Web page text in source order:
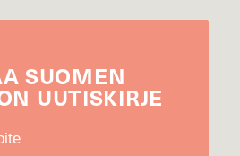
SUOMEN
UUTIS­KIRJE